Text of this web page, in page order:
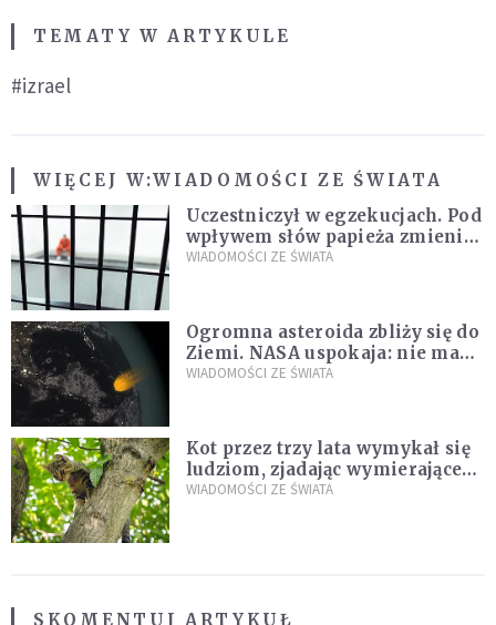
TEMATY W ARTYKULE
#izrael
WIĘCEJ W:WIADOMOŚCI ZE ŚWIATA
Uczestniczył w egzekucjach. Pod
wpływem słów papieża zmienił
zdanie
WIADOMOŚCI ZE ŚWIATA
Ogromna asteroida zbliży się do
Ziemi. NASA uspokaja: nie ma
zagrożenia
WIADOMOŚCI ZE ŚWIATA
Kot przez trzy lata wymykał się
ludziom, zjadając wymierające
kaczki. W końcu popełnił
WIADOMOŚCI ZE ŚWIATA
SKOMENTUJ ARTYKUŁ